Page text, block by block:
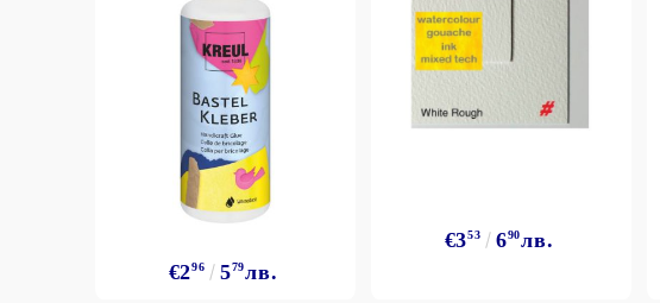
€296 579лв.
€353 690лв.